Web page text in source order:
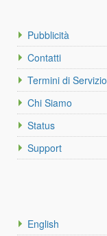
Pubblicità
Contatti
Termini di Servizio
Chi Siamo
Status
Support
English